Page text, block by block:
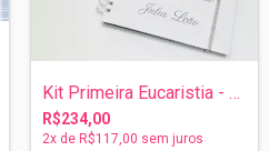
Kit Primeira Eucaristia - Caderno Univer...
R$234,00
2x de R$117,00 sem juros